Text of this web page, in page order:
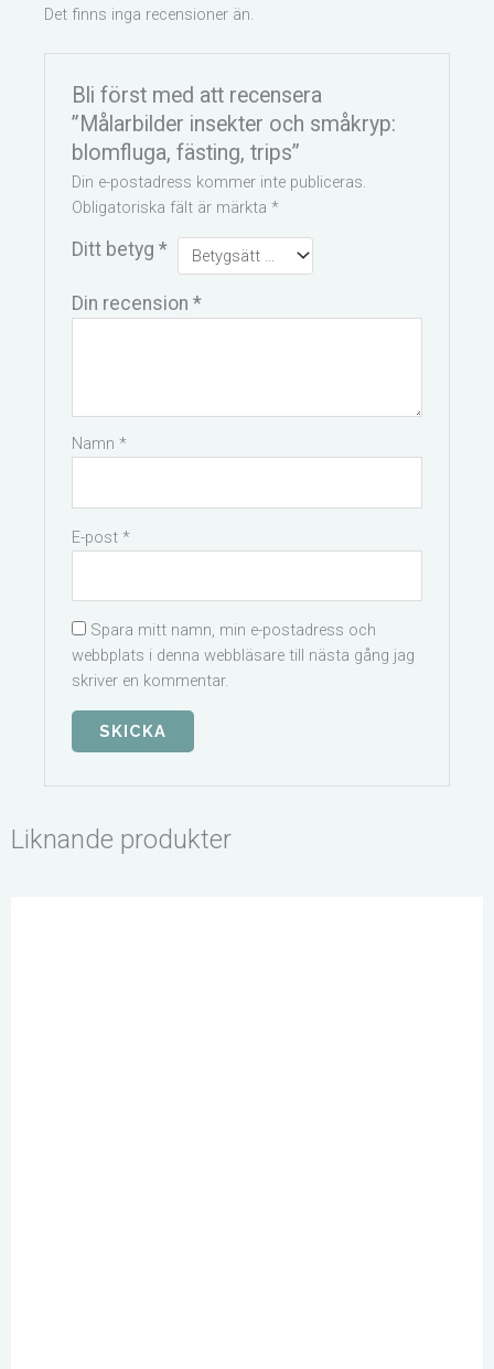
Det finns inga recensioner än.
Bli först med att recensera
”Målarbilder insekter och småkryp:
blomfluga, fästing, trips”
Din e-postadress kommer inte publiceras.
Obligatoriska fält är märkta*
Ditt betyg*
Din recension*
Namn*
E-post*
Spara mitt namn, min e-postadress och
webbplats i denna webbläsare till nästa gång jag
skriver en kommentar.
Liknande produkter